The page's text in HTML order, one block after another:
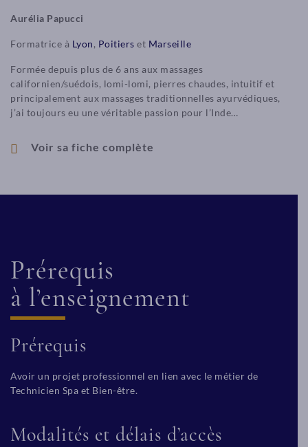
Aurélia Papucci
Formatrice à Lyon, Poitiers et Marseille
Formée depuis plus de 6 ans aux massages
californien/suédois, lomi-lomi, pierres chaudes, intuitif et
principalement aux massages traditionnelles ayurvédiques,
j’ai toujours eu une véritable passion pour l’Inde…
Voir sa fiche complète
Prérequis
à l’enseignement
Prérequis
Avoir un projet professionnel en lien avec le métier de
Technicien Spa et Bien-être.
Modalités et délais d’accès